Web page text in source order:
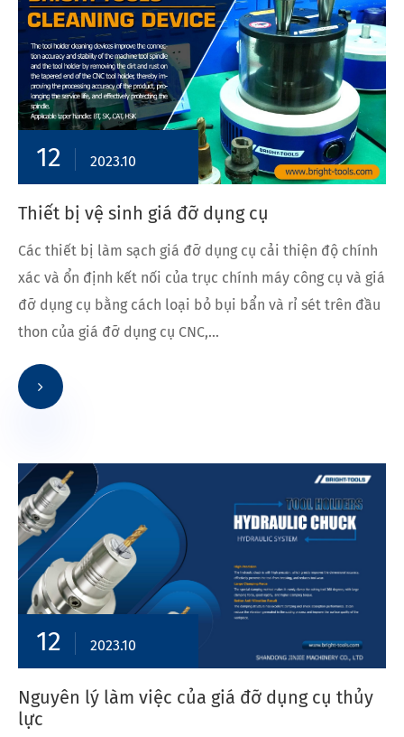
12 2023.10
Thiết bị vệ sinh giá đỡ dụng cụ
Các thiết bị làm sạch giá đỡ dụng cụ cải thiện độ chính
xác và ổn định kết nối của trục chính máy công cụ và giá
đỡ dụng cụ bằng cách loại bỏ bụi bẩn và rỉ sét trên đầu
thon của giá đỡ dụng cụ CNC,...
12 2023.10
Nguyên lý làm việc của giá đỡ dụng cụ thủy
lực